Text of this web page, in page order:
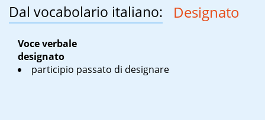
Dal vocabolario italiano: Designato
Voce verbale
designato
participio passato di designare